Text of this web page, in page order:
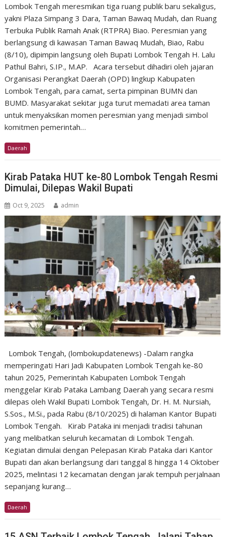
Lombok Tengah meresmikan tiga ruang publik baru sekaligus,
yakni Plaza Simpang 3 Dara, Taman Bawaq Mudah, dan Ruang
Terbuka Publik Ramah Anak (RTPRA) Biao. Peresmian yang
berlangsung di kawasan Taman Bawaq Mudah, Biao, Rabu
(8/10), dipimpin langsung oleh Bupati Lombok Tengah H. Lalu
Pathul Bahri, S.IP., M.AP. Acara tersebut dihadiri oleh jajaran
Organisasi Perangkat Daerah (OPD) lingkup Kabupaten
Lombok Tengah, para camat, serta pimpinan BUMN dan
BUMD. Masyarakat sekitar juga turut memadati area taman
untuk menyaksikan momen peresmian yang menjadi simbol
komitmen pemerintah…
Daerah
Kirab Pataka HUT ke-80 Lombok Tengah Resmi
Dimulai, Dilepas Wakil Bupati
Oct 9, 2025 admin
Lombok Tengah, (lombokupdatenews) -Dalam rangka
memperingati Hari Jadi Kabupaten Lombok Tengah ke-80
tahun 2025, Pemerintah Kabupaten Lombok Tengah
menggelar Kirab Pataka Lambang Daerah yang secara resmi
dilepas oleh Wakil Bupati Lombok Tengah, Dr. H. M. Nursiah,
S.Sos., M.Si., pada Rabu (8/10/2025) di halaman Kantor Bupati
Lombok Tengah. Kirab Pataka ini menjadi tradisi tahunan
yang melibatkan seluruh kecamatan di Lombok Tengah.
Kegiatan dimulai dengan Pelepasan Kirab Pataka dari Kantor
Bupati dan akan berlangsung dari tanggal 8 hingga 14 Oktober
2025, melintasi 12 kecamatan dengan jarak tempuh perjalnaan
sepanjang kurang…
Daerah